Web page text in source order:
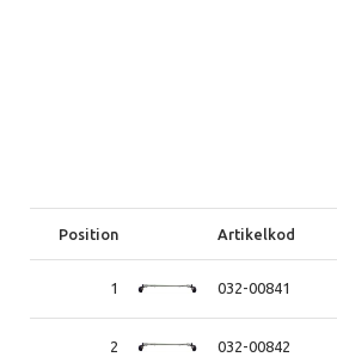
Position Artikelkod
1 032-00841
2 032-00842